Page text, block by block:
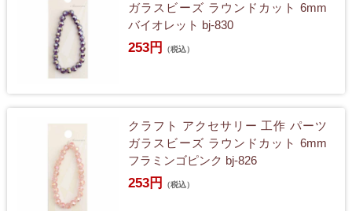
ガラスビーズ ラウンドカット 6mm
バイオレット bj-830
253円 （税込）
クラフト アクセサリー 工作 パーツ
ガラスビーズ ラウンドカット 6mm
フラミンゴピンク bj-826
253円 （税込）